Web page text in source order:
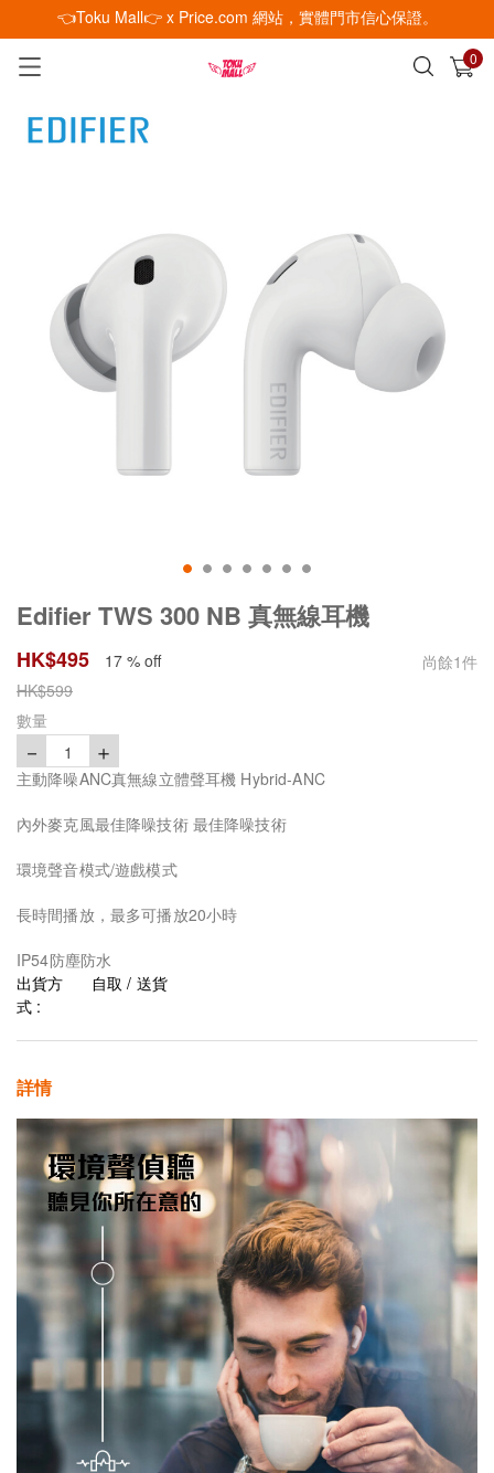
👈Toku Mall👉 x Price.com 網站，實體門市信心保證。
0
已加入購物車 查看
Edifier TWS 300 NB 真無線耳機
HK$495 17 % off 尚餘1件
HK$599
數量
－ 1 ＋
主動降噪ANC真無線立體聲耳機 Hybrid-ANC
內外麥克風最佳降噪技術 最佳降噪技術
環境聲音模式/遊戲模式
長時間播放，最多可播放20小時
IP54防塵防水
出貨方
式 :
自取 / 送貨
詳情